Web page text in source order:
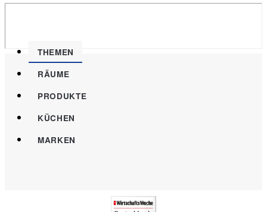
THEMEN
RÄUME
PRODUKTE
KÜCHEN
MARKEN